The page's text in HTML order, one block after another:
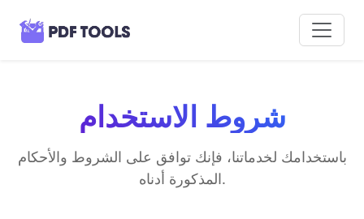
شروط الاستخدام
باستخدامك لخدماتنا، فإنك توافق على الشروط والأحكام
المذكورة أدناه.